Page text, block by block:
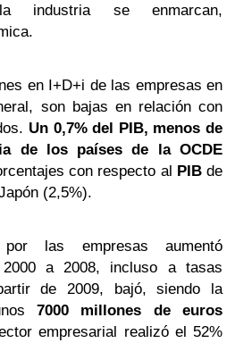
industria se enmarcan,
en I+D+i de las empresas en
son bajas en relación con
Un 0,7% del PIB, menos de
de los países de la OCDE
con respecto al PIBde
(2,5%).
las empresas aumentó
2000 a 2008, incluso a tasas
de 2009, bajó, siendo la
7000 millones de euros
empresarial realizó el 52%